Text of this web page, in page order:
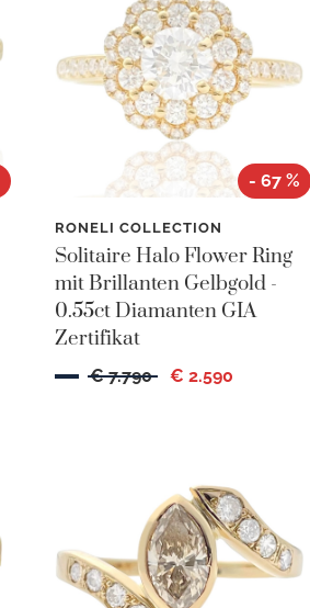
- 67 %
RONELI COLLECTION
Solitaire Halo Flower Ring
mit Brillanten Gelbgold -
0.55ct Diamanten GIA
Zertifikat
€ 7.790 € 2.590